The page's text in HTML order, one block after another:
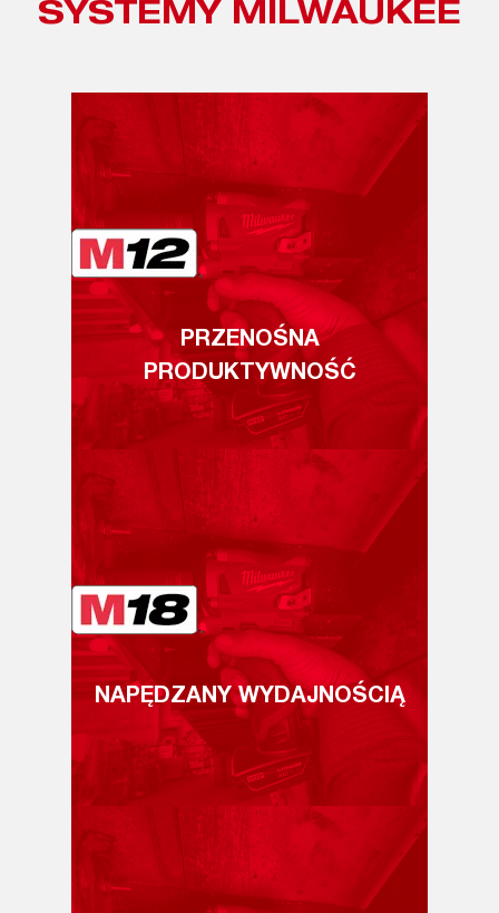
SYSTEMY MILWAUKEE
PRZENOŚNA
PRODUKTYWNOŚĆ
NAPĘDZANY WYDAJNOŚCIĄ